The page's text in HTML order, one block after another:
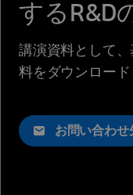
するR&D
講演資料として
料をダウンロー
お問い合わせ